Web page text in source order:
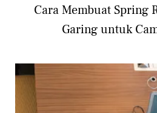
Cara Membuat Spring
Garing untuk